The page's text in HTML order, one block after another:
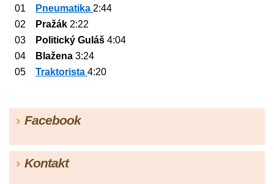
01 Pneumatika 2:44
02
Pražák 2:22
03
Politický Guláš 4:04
04
Blažena 3:24
05
Traktorista 4:20
Facebook
Kontakt